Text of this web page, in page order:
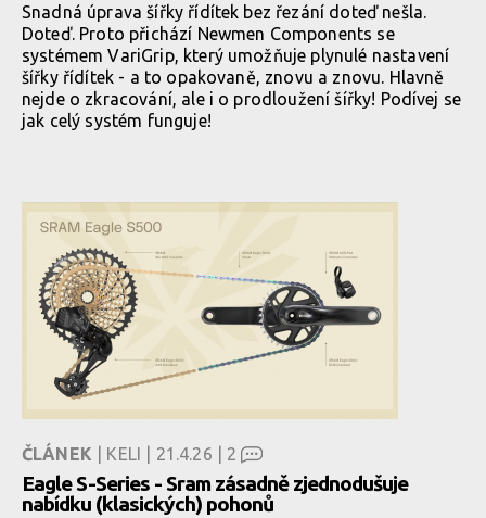
Snadná úprava šířky řídítek bez řezání doteď nešla.
Doteď. Proto přichází Newmen Components se
systémem VariGrip, který umožňuje plynulé nastavení
šířky řídítek - a to opakovaně, znovu a znovu. Hlavně
nejde o zkracování, ale i o prodloužení šířky! Podívej se
jak celý systém funguje!
ČLÁNEK | KELI | 21.4.26 | 2
Eagle S-Series - Sram zásadně zjednodušuje
nabídku (klasických) pohonů